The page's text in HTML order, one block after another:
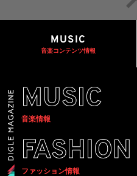
MUSIC
音楽コンテンツ情報
MUSIC
音楽情報
FASHION
ファッション情報